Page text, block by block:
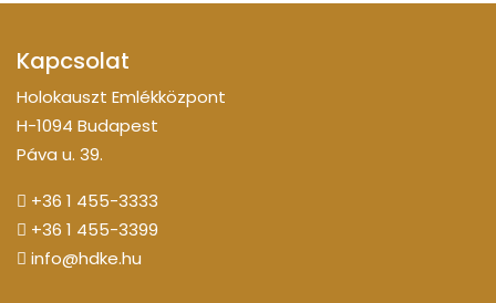
Kapcsolat
Holokauszt Emlékközpont
H-1094 Budapest
Páva u. 39.
+36 1 455-3333
+36 1 455-3399
info@hdke.hu